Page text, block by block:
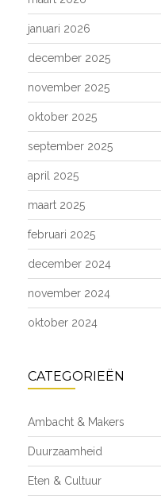
januari 2026
december 2025
november 2025
oktober 2025
september 2025
april 2025
maart 2025
februari 2025
december 2024
november 2024
oktober 2024
CATEGORIEËN
Ambacht & Makers
Duurzaamheid
Eten & Cultuur